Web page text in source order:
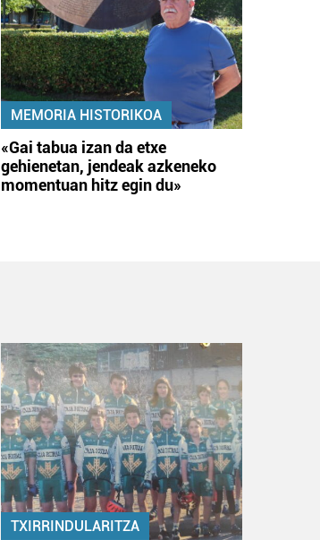
MEMORIA HISTORIKOA
«Gai tabua izan da etxe
gehienetan, jendeak azkeneko
momentuan hitz egin du»
TXIRRINDULARITZA